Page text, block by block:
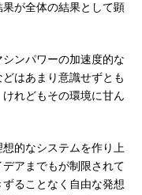
が全体の結果として顕
ンパワーの加速度的な
はあまり意識せずとも
れどもその環境に甘ん
的なシステムを作り上
アまでもが制限されて
ることなく自由な発想